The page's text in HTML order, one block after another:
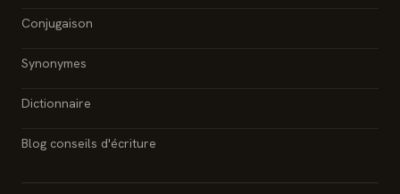
Conjugaison
Synonymes
Dictionnaire
Blog conseils d'écriture